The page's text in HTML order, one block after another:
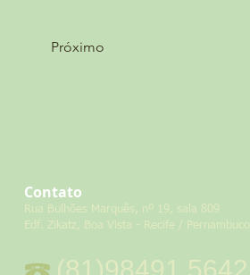
Próximo
Contato
​Rua Bulhões Marquês, nº 19, sala 809
Edf. Zikatz, Boa Vista - Recife / Pernambuco.